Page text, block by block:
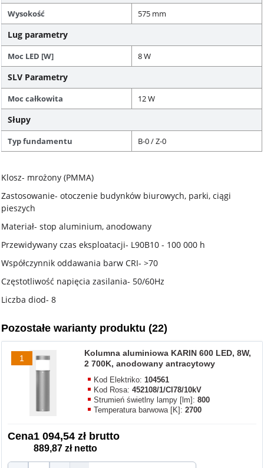
Wysokość 575 mm
Lug parametry
Moc LED [W] 8 W
SLV Parametry
Moc całkowita 12 W
Słupy
Typ fundamentu B-0 / Z-0
Klosz- mrożony (PMMA)
Zastosowanie- otoczenie budynków biurowych, parki, ciągi
pieszych
Materiał- stop aluminium, anodowany
Przewidywany czas eksploatacji- L90B10 - 100 000 h
Współczynnik oddawania barw CRI- >70
Częstotliwość napięcia zasilania- 50/60Hz
Liczba diod- 8
Pozostałe warianty produktu (22)
1
Kolumna aluminiowa KARIN 600 LED, 8W,
2 700K, anodowany antracytowy
Kod Elektriko:104561
Kod Rosa:452108/1/CI78/10kV
Strumień świetlny lampy [lm]:800
Temperatura barwowa [K]:2700
Cena1 094,54 zł brutto
889,87 zł netto